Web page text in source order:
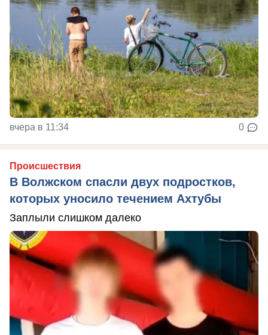
вчера в 11:34 0
Происшествия
В Волжском спасли двух подростков,
которых уносило течением Ахтубы
Заплыли слишком далеко